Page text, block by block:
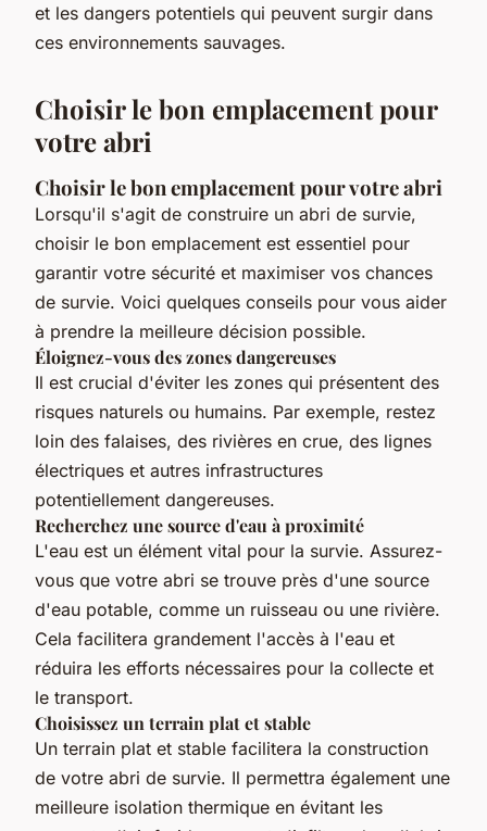
et les dangers potentiels qui peuvent surgir dans
ces environnements sauvages.
Choisir le bon emplacement pour
votre abri
Choisir le bon emplacement pour votre abri
Lorsqu'il s'agit de construire un abri de survie,
choisir le bon emplacement est essentiel pour
garantir votre sécurité et maximiser vos chances
de survie. Voici quelques conseils pour vous aider
à prendre la meilleure décision possible.
Éloignez-vous des zones dangereuses
Il est crucial d'éviter les zones qui présentent des
risques naturels ou humains. Par exemple, restez
loin des falaises, des rivières en crue, des lignes
électriques et autres infrastructures
potentiellement dangereuses.
Recherchez une source d'eau à proximité
L'eau est un élément vital pour la survie. Assurez-
vous que votre abri se trouve près d'une source
d'eau potable, comme un ruisseau ou une rivière.
Cela facilitera grandement l'accès à l'eau et
réduira les efforts nécessaires pour la collecte et
le transport.
Choisissez un terrain plat et stable
Un terrain plat et stable facilitera la construction
de votre abri de survie. Il permettra également une
meilleure isolation thermique en évitant les